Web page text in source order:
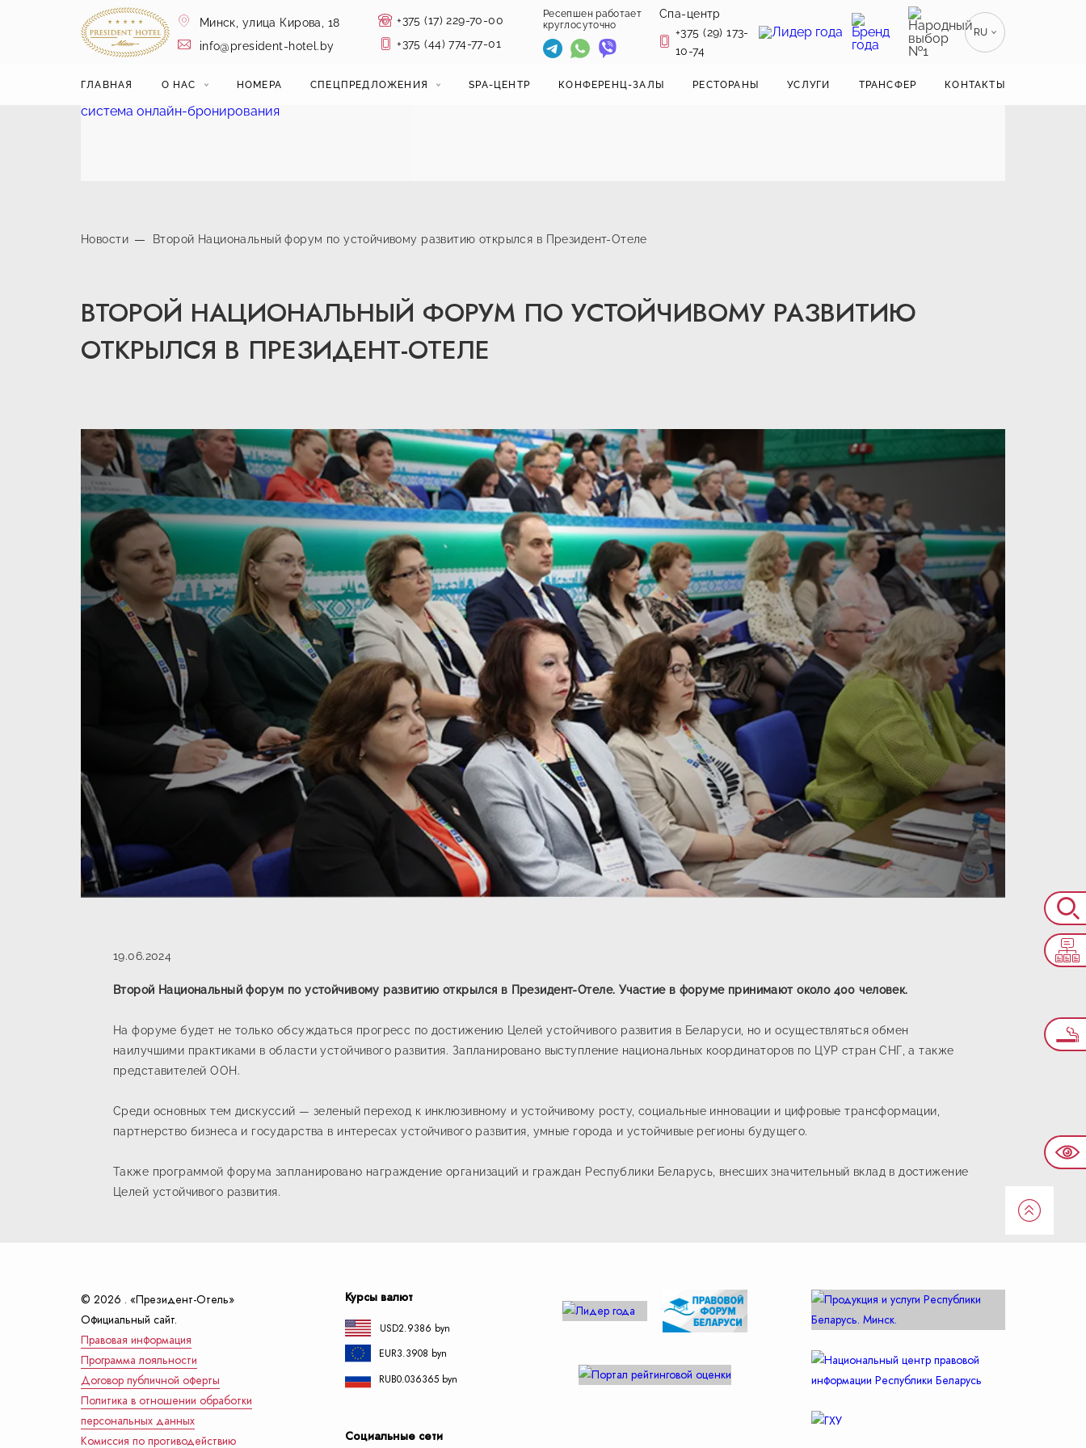
Минск, улица Кирова, 18
info@president-hotel.by
+375 (17) 229-70-00
+375 (44) 774-77-01
Ресепшен работает
круглосуточно
Спа-центр
+375 (29) 173-
10-74
RU
ENGLISH
ГЛАВНАЯ О НАС НОМЕРА СПЕЦПРЕДЛОЖЕНИЯ SPA-ЦЕНТР КОНФЕРЕНЦ-ЗАЛЫ РЕСТОРАНЫ УСЛУГИ ТРАНСФЕР КОНТАКТЫ
система онлайн-бронирования
Новости Второй Национальный форум по устойчивому развитию открылся в Президент-Отеле
ВТОРОЙ НАЦИОНАЛЬНЫЙ ФОРУМ ПО УСТОЙЧИВОМУ РАЗВИТИЮ
ОТКРЫЛСЯ В ПРЕЗИДЕНТ-ОТЕЛЕ
19.06.2024
Второй Национальный форум по устойчивому развитию открылся в Президент-Отеле. Участие в форуме принимают около 400 человек.
На форуме будет не только обсуждаться прогресс по достижению Целей устойчивого развития в Беларуси, но и осуществляться обмен
наилучшими практиками в области устойчивого развития. Запланировано выступление национальных координаторов по ЦУР стран СНГ, а также
представителей ООН.
Среди основных тем дискуссий — зеленый переход к инклюзивному и устойчивому росту, социальные инновации и цифровые трансформации,
партнерство бизнеса и государства в интересах устойчивого развития, умные города и устойчивые регионы будущего.
Также программой форума запланировано награждение организаций и граждан Республики Беларусь, внесших значительный вклад в достижение
Целей устойчивого развития.
© 2026 . «Президент-Отель»
Официальный сайт.
Правовая информация
Программа лояльности
Договор публичной оферты
Политика в отношении обработки
персональных данных
Комиссия по противодействию
Курсы валют
USD2.9386 byn
EUR3.3908 byn
RUB0.036365 byn
Социальные сети